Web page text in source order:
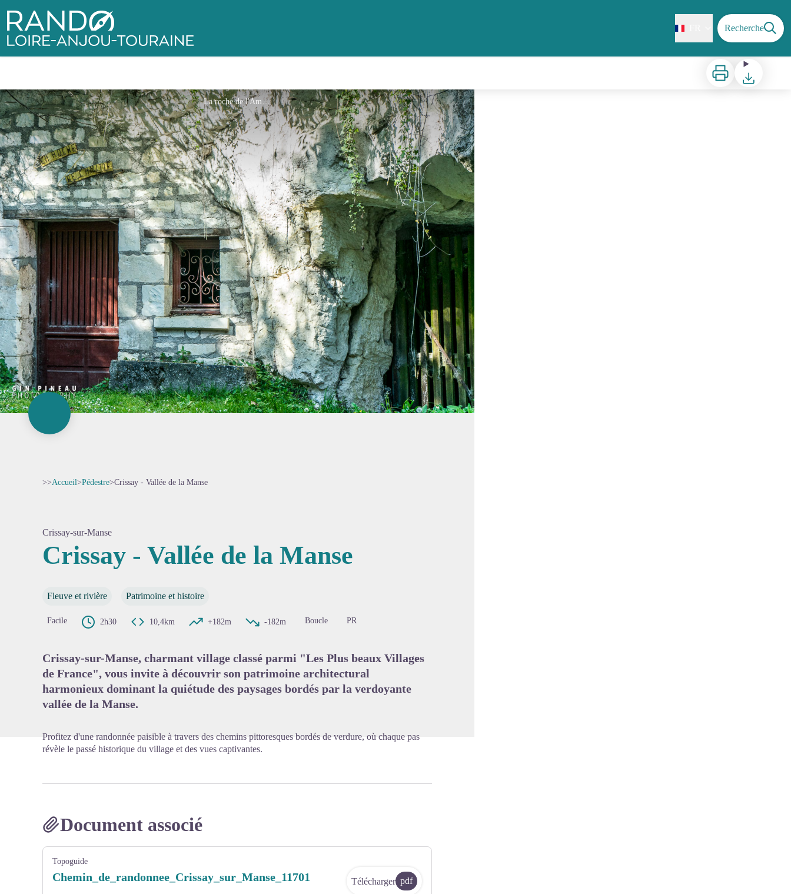
Rando Loire-Anjou-Touraine Recherche
Imprimer Télécharger
La roche de l'Amitié
>>Accueil>Pédestre>Crissay - Vallée de la Manse
Crissay-sur-Manse
Crissay - Vallée de la Manse
Fleuve et rivière Patrimoine et histoire
Facile 2h30 10,4km +182m -182m Boucle PR
Crissay-sur-Manse, charmant village classé parmi "Les Plus beaux Villages
de France", vous invite à découvrir son patrimoine architectural
harmonieux dominant la quiétude des paysages bordés par la verdoyante
vallée de la Manse.
Profitez d'une randonnée paisible à travers des chemins pittoresques bordés de verdure, où chaque pas
révèle le passé historique du village et des vues captivantes.
Document associé
Topoguide
Chemin_de_randonnee_Crissay_sur_Manse_11701 Télécharger pdf